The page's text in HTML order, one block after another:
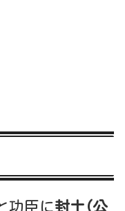
功臣に封土(公